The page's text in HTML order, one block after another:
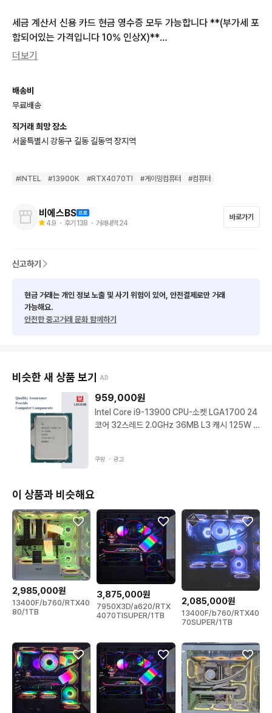
세금 계산서 신용 카드 현금 영수증 모두 가능합니다 **(부가세 포
함되어있는 가격입니다 10% 인상X)**
쿨러  ···  앱코 P360 포세이돈 ARGB  ->  교체 가능  ✅신품
메인보드  ···  h810  ->  교체 가능  ✅신품
능)
SSD  ···  M.2 GEN 4 512GB  ->  용량 변경 가능  ✅신품 (변경
가능)
케이스  ···  DS900 어항케이스  ✅신품 (변경 가능)
✔️연락처 나눠서 적어 주기만 하면 바로 전화 옴 미쳤다리
✔️최신 부품만 사용 + 실시간 재고 반영
✔️무상 A/S 지원 + 빠른 상담은 덤
💡 지금 들어오면 인기 모델 즉시 배송 가능
📦 진짜 잘 만든 조립컴퓨터, 지금 여기서 후기 100개 넘은 이유,
■ 배송 서비스
◎ 방문 수령  ···  송파 매장 방문 시 바로 수령 가능 (가든파이브)
◎ 택배 발송  ···  대한통운, 우체국 택배비 무료 당일 발송!
◎ 서울 · 경기 · 인천 근교 당일 퀵 배송 가능!
더보기
배송비
무료배송
직거래 희망 장소
서울특별시 강동구 길동 길동역 장지역
# INTEL #13900K #RTX4070TI #게이밍컴퓨터 #컴퓨터
비에스BS
4.9 ・ 후기 138 ・ 거래내역 24
바로가기
신고하기
현금 거래는 개인 정보 노출 및 사기 위험이 있어, 안전결제로만 거래
가능해요.
안전한 중고거래 문화 함께하기
비슷한 새 상품 보기 AD
959,000원
Intel Core i9-13900 CPU-소켓 LGA1700 24
코어 32스레드 2.0GHz 36MB L3 캐시 125W in
쿠팡 ・ 광고
이 상품과 비슷해요
2,985,000원
13400F/b760/RTX40
80/1TB
3,875,000원
7950X3D/a620/RTX
4070TISUPER/1TB
2,085,000원
13400F/b760/RTX40
70SUPER/1TB